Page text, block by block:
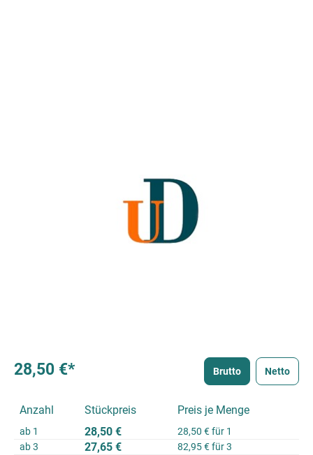
28,50 €* Brutto Netto
Anzahl Stückpreis Preis je Menge
ab 1 28,50 €
28,50 € für 1
ab3 27,65 €
82,95 € für 3